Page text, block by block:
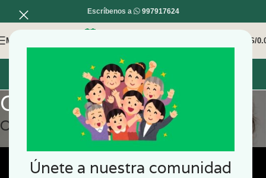
Únete a nuestra comunidad
Escríbenos a 997917624
MENÚ S/
INICIO MI COMPRA MI CUENTA
Oleo para las migrañas
Oleo para las Migrañas